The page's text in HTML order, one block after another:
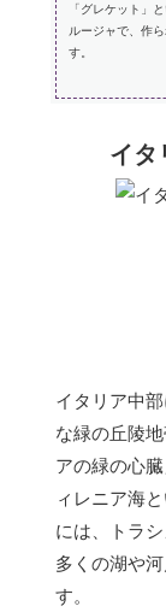
「グレケット」
ルージャで、作
す。
イタ
イタリア中
な緑の丘陵
アの緑の心
ィレニア海
には、トラ
多くの湖や
す。